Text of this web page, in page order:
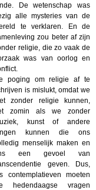
De wetenschap was
alle mysteries van de
te verklaren. En de
zou beter af zijn
religie, die zo vaak de
was van oorlog en
poging om religie af te
is mislukt, omdat we
zonder religie kunnen,
zomin als we zonder
kunst of andere
kunnen die ons
menselijk maken en
een gevoel van
geven. Dus,
contemplatieven moeten
hedendaagse vragen